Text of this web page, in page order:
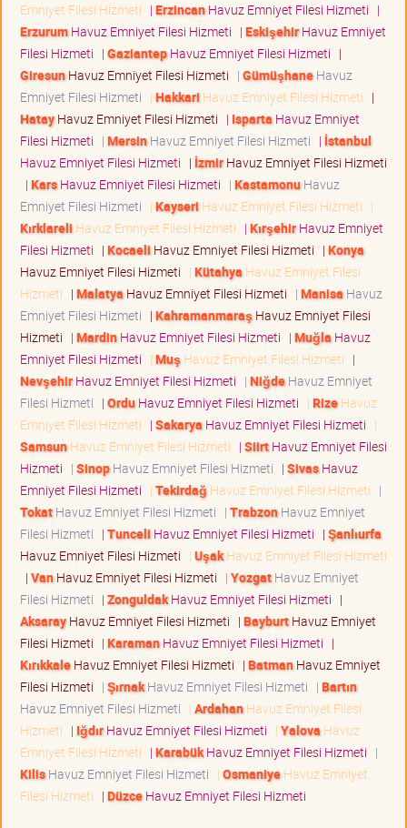
Emniyet Filesi Hizmeti | ErzincanHavuz Emniyet Filesi Hizmeti |
ErzurumHavuz Emniyet Filesi Hizmeti | EskişehirHavuz Emniyet
Filesi Hizmeti | GaziantepHavuz Emniyet Filesi Hizmeti |
GiresunHavuz Emniyet Filesi Hizmeti | GümüşhaneHavuz
Emniyet Filesi Hizmeti | Hakkari Havuz Emniyet Filesi Hizmeti |
HatayHavuz Emniyet Filesi Hizmeti | Isparta Havuz Emniyet
Filesi Hizmeti | MersinHavuz Emniyet Filesi Hizmeti | İstanbul
Havuz Emniyet Filesi Hizmeti | İzmirHavuz Emniyet Filesi Hizmeti
| KarsHavuz Emniyet Filesi Hizmeti | KastamonuHavuz
Emniyet Filesi Hizmeti | Kayseri Havuz Emniyet Filesi Hizmeti |
Kırklareli Havuz Emniyet Filesi Hizmeti | KırşehirHavuz Emniyet
Filesi Hizmeti | Kocaeli Havuz Emniyet Filesi Hizmeti | Konya
Havuz Emniyet Filesi Hizmeti | Kütahya Havuz Emniyet Filesi
Hizmeti | Malatya Havuz Emniyet Filesi Hizmeti | Manisa Havuz
Emniyet Filesi Hizmeti | Kahramanmaraş Havuz Emniyet Filesi
Hizmeti | MardinHavuz Emniyet Filesi Hizmeti | Muğla Havuz
Emniyet Filesi Hizmeti | Muş Havuz Emniyet Filesi Hizmeti |
NevşehirHavuz Emniyet Filesi Hizmeti | NiğdeHavuz Emniyet
Filesi Hizmeti | OrduHavuz Emniyet Filesi Hizmeti | RizeHavuz
Emniyet Filesi Hizmeti | Sakarya Havuz Emniyet Filesi Hizmeti |
SamsunHavuz Emniyet Filesi Hizmeti | SiirtHavuz Emniyet Filesi
Hizmeti | SinopHavuz Emniyet Filesi Hizmeti | SivasHavuz
Emniyet Filesi Hizmeti | Tekirdağ Havuz Emniyet Filesi Hizmeti |
TokatHavuz Emniyet Filesi Hizmeti | TrabzonHavuz Emniyet
Filesi Hizmeti | Tunceli Havuz Emniyet Filesi Hizmeti | Şanlıurfa
Havuz Emniyet Filesi Hizmeti | UşakHavuz Emniyet Filesi Hizmeti
| VanHavuz Emniyet Filesi Hizmeti | YozgatHavuz Emniyet
Filesi Hizmeti | ZonguldakHavuz Emniyet Filesi Hizmeti |
AksarayHavuz Emniyet Filesi Hizmeti | BayburtHavuz Emniyet
Filesi Hizmeti | KaramanHavuz Emniyet Filesi Hizmeti |
KırıkkaleHavuz Emniyet Filesi Hizmeti | BatmanHavuz Emniyet
Filesi Hizmeti | ŞırnakHavuz Emniyet Filesi Hizmeti | Bartın
Havuz Emniyet Filesi Hizmeti | ArdahanHavuz Emniyet Filesi
Hizmeti | IğdırHavuz Emniyet Filesi Hizmeti | Yalova Havuz
Emniyet Filesi Hizmeti | KarabükHavuz Emniyet Filesi Hizmeti |
KilisHavuz Emniyet Filesi Hizmeti | OsmaniyeHavuz Emniyet
Filesi Hizmeti | DüzceHavuz Emniyet Filesi Hizmeti